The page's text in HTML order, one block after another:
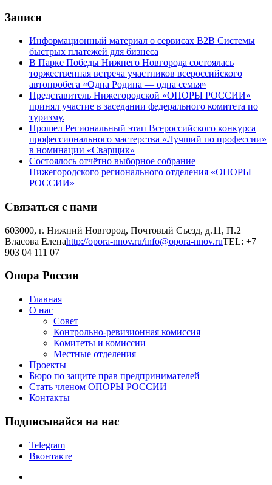
Записи
Информационный материал о сервисах В2В Системы
быстрых платежей для бизнеса
В Парке Победы Нижнего Новгорода состоялась
торжественная встреча участников всероссийского
автопробега «Одна Родина — одна семья»
Представитель Нижегородской «ОПОРЫ РОССИИ»
принял участие в заседании федерального комитета по
туризму.
Прошел Региональный этап Всероссийского конкурса
профессионального мастерства «Лучший по профессии»
в номинации «Сварщик»
Состоялось отчётно выборное собрание
Нижегородского регионального отделения «ОПОРЫ
РОССИИ»
Связаться с нами
603000, г. Нижний Новгород, Почтовый Съезд, д.11, П.2
Власова Еленаhttp://opora-nnov.ru/info@opora-nnov.ruTEL: +7
903 04 111 07
Опора России
Главная
О нас
Совет
Контрольно-ревизионная комиссия
Комитеты и комиссии
Местные отделения
Проекты
Бюро по защите прав предпринимателей
Стать членом ОПОРЫ РОССИИ
Контакты
Подписывайся на нас
Telegram
Вконтакте